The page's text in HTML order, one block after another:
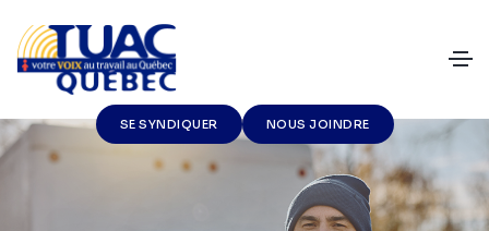
SE SYNDIQUER NOUS JOINDRE